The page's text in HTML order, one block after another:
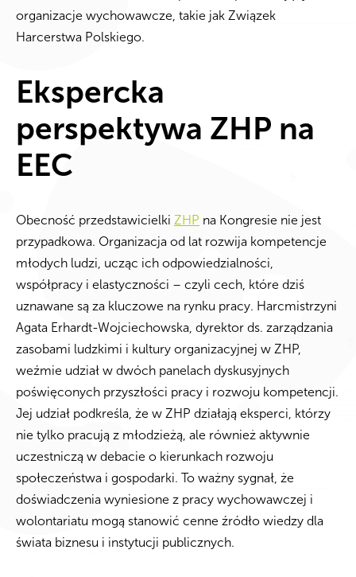
organizacje wychowawcze, takie jak Związek
Harcerstwa Polskiego.
Ekspercka
perspektywa ZHP na
EEC
Obecność przedstawicielki ZHP na Kongresie nie jest
przypadkowa. Organizacja od lat rozwija kompetencje
młodych ludzi, ucząc ich odpowiedzialności,
współpracy i elastyczności – czyli cech, które dziś
uznawane są za kluczowe na rynku pracy. Harcmistrzyni
Agata Erhardt-Wojciechowska, dyrektor ds. zarządzania
zasobami ludzkimi i kultury organizacyjnej w ZHP,
weźmie udział w dwóch panelach dyskusyjnych
poświęconych przyszłości pracy i rozwoju kompetencji.
Jej udział podkreśla, że w ZHP działają eksperci, którzy
nie tylko pracują z młodzieżą, ale również aktywnie
uczestniczą w debacie o kierunkach rozwoju
społeczeństwa i gospodarki. To ważny sygnał, że
doświadczenia wyniesione z pracy wychowawczej i
wolontariatu mogą stanowić cenne źródło wiedzy dla
świata biznesu i instytucji publicznych.